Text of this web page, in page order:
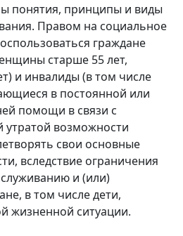
понятия, принципы и виды
Правом на социальное
граждане
старше 55 лет,
и инвалиды (в том числе
в постоянной или
помощи в связи с
утратой возможности
свои основные
вследствие ограничения
и (или)
в том числе дети,
жизненной ситуации.